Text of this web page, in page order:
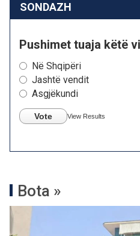
SONDAZH
Pushimet tuaja këtë
Në Shqipëri
Jashtë vendit
Asgjëkundi
Vote View Results
Bota »